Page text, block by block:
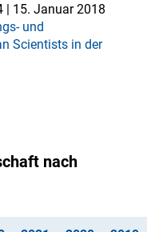
| 15. Januar 2018
und
Scientists in der
nach